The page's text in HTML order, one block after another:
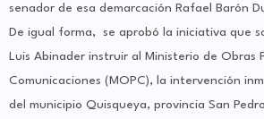
senador de esa demarcación Rafael Barón
De igual forma, se aprobó la iniciativa que
Luis Abinader instruir al Ministerio de Obras
Comunicaciones (MOPC), la intervención
del municipio Quisqueya, provincia San